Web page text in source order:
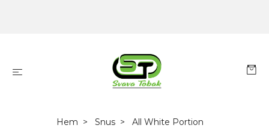
Hem Snus
All White Portion